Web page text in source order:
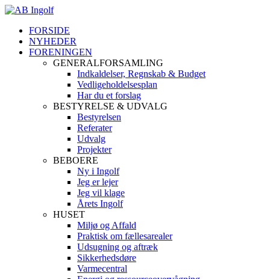
FORSIDE
NYHEDER
FORENINGEN
GENERALFORSAMLING
Indkaldelser, Regnskab & Budget
Vedligeholdelsesplan
Har du et forslag
BESTYRELSE & UDVALG
Bestyrelsen
Referater
Udvalg
Projekter
BEBOERE
Ny i Ingolf
Jeg er lejer
Jeg vil klage
Årets Ingolf
HUSET
Miljø og Affald
Praktisk om fællesarealer
Udsugning og aftræk
Sikkerhedsdøre
Varmecentral